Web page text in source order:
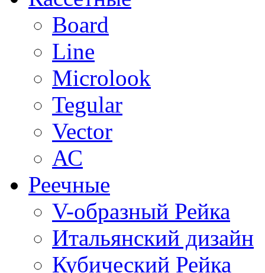
Board
Line
Microlook
Tegular
Vector
АС
Реечные
V-образный Рейка
Итальянский дизайн
Кубический Рейка